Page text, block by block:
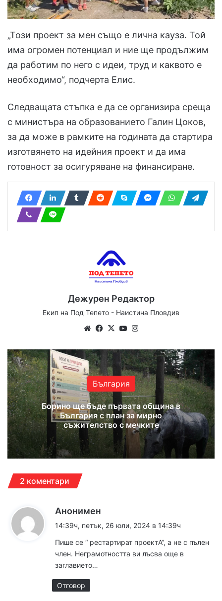
„Този проект за мен също е лична кауза. Той
има огромен потенциал и ние ще продължим
да работим по него с идеи, труд и каквото е
необходимо“, подчерта Елис.
Следващата стъпка е да се организира среща
с министъра на образованието Галин Цоков,
за да може в рамките на годината да стартира
изготвянето на идейния проект и да има
готовност за осигуряване на финансиране.
Дежурен Редактор
Екип на Под Тепето - Наистина Пловдив
WebsiteFacebook
X YouTube
България
Борино ще бъде първата община в
България с план за мирно
съжителство с мечките
2 коментари
Анонимен
а
:
14:39ч, петък, 26 юли, 2024 в 14:39ч
Пише се “ рестартират проектА“, а не с пълен
член. Неграмотността ви лъсва още в
заглавието…
Отговор